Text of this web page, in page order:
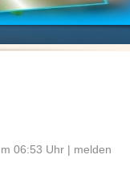
06:53 Uhr | melden